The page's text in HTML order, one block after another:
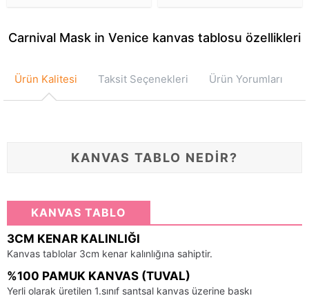
Carnival Mask in Venice kanvas tablosu özellikleri
Ürün Kalitesi Taksit Seçenekleri Ürün Yorumları
KANVAS TABLO NEDİR?
KANVAS TABLO
3CM KENAR KALINLIĞI
Kanvas tablolar 3cm kenar kalınlığına sahiptir.
%100 PAMUK KANVAS (TUVAL)
Yerli olarak üretilen 1.sınıf santsal kanvas üzerine baskı